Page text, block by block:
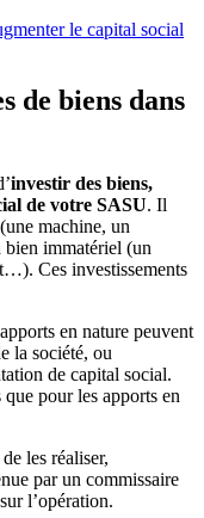
le capital social
de biens dans
investir des biens,
de votre SASU. Il
machine, un
immatériel (un
Ces investissements
en nature peuvent
la société, ou
de capital social.
pour les apports en
les réaliser,
par un commissaire
l’opération.